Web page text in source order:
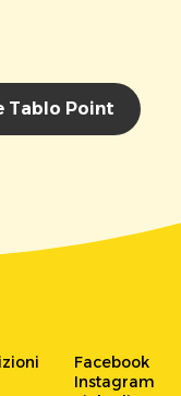
Tablo Point
Facebook
Instagram